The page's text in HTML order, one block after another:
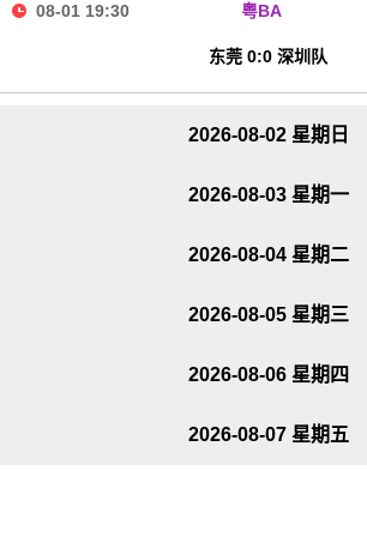
08-01 19:30 粤BA
东莞 0:0 深圳队
2026-08-02 星期日
2026-08-03 星期一
2026-08-04 星期二
2026-08-05 星期三
2026-08-06 星期四
2026-08-07 星期五